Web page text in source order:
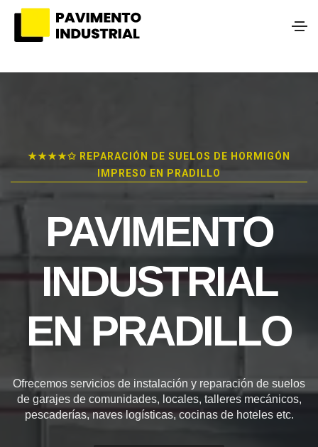
★★★★✩ REPARACIÓN DE SUELOS DE HORMIGÓN
IMPRESO EN PRADILLO
PAVIMENTO
INDUSTRIAL
EN PRADILLO
Ofrecemos servicios de instalación y reparación de suelos
de garajes de comunidades, locales, talleres mecánicos,
pescaderías, naves logísticas, cocinas de hoteles etc.